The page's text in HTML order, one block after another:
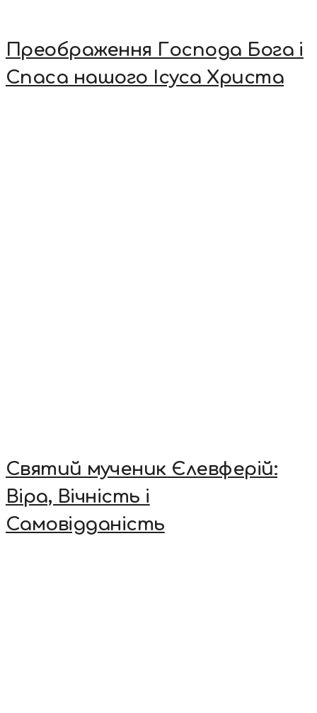
Преображення Господа Бога і
Спаса нашого Ісуса Христа
Святий мученик Єлевферій:
Віра, Вічність і
Самовідданість